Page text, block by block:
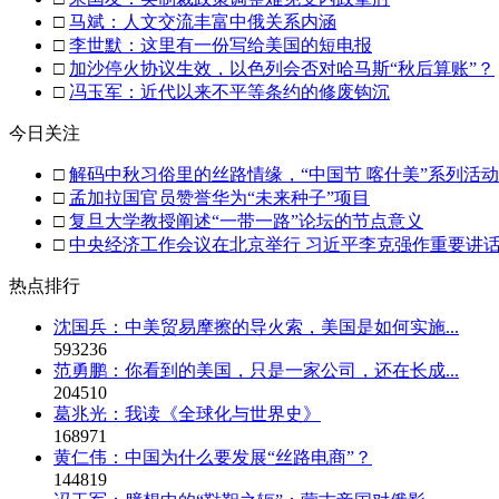
□ 马斌：人文交流丰富中俄关系内涵
□ 李世默：这里有一份写给美国的短电报
□ 加沙停火协议生效，以色列会否对哈马斯“秋后算账”？
□ 冯玉军：近代以来不平等条约的修废钩沉
今日关注
□ 解码中秋习俗里的丝路情缘，“中国节 喀什美”系列活
□ 孟加拉国官员赞誉华为“未来种子”项目
□ 复旦大学教授阐述“一带一路”论坛的节点意义
□ 中央经济工作会议在北京举行 习近平李克强作重要讲
热点排行
沈国兵：中美贸易摩擦的导火索，美国是如何实施...
593236
范勇鹏：你看到的美国，只是一家公司，还在长成...
204510
葛兆光：我读《全球化与世界史》
168971
黄仁伟：中国为什么要发展“丝路电商”？
144819